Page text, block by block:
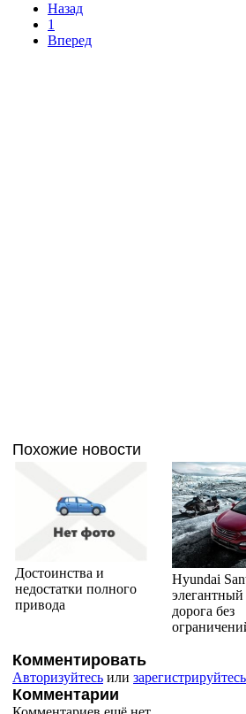
Назад
1
Вперед
Похожие новости
Достоинства и
недостатки полного
привода
Hyundai
элегантный
дорога без
Комментировать
Авторизуйтесь или зарегистрируйтесь
Комментарии